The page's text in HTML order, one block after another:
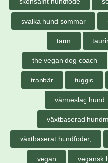
svalka hund sommar
tarm
the vegan dog coach
tranbär tuggis
värmeslag hund
växtbaserad
växtbaserat hundfoder,
vegan vegansk